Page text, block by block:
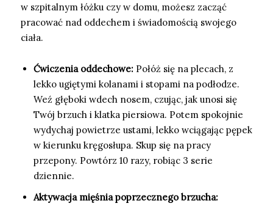
w szpitalnym łóżku czy w domu, możesz zacząć
pracować nad oddechem i świadomością swojego
ciała.
Ćwiczenia oddechowe: Połóż się na plecach, z
lekko ugiętymi kolanami i stopami na podłodze.
Weź głęboki wdech nosem, czując, jak unosi się
Twój brzuch i klatka piersiowa. Potem spokojnie
wydychaj powietrze ustami, lekko wciągając pępek
w kierunku kręgosłupa. Skup się na pracy
przepony. Powtórz 10 razy, robiąc 3 serie
dziennie.
Aktywacja mięśnia poprzecznego brzucha: